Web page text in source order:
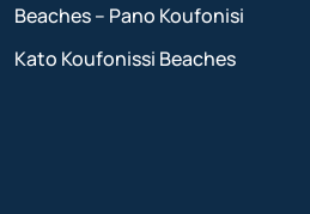
Beaches – Pano Koufonisi
Kato Koufonissi Beaches